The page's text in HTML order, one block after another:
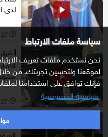
سياسة ملفات الارتباط
نحن نستخدم ملفات تعريف
لموقعنا ولتحسين تجربتك. من
فإنك توافق على استخدامنا
سياسية الخصوصية
لدى
l 27 فبراير 2026
l 27 فبراير 2026
خاص